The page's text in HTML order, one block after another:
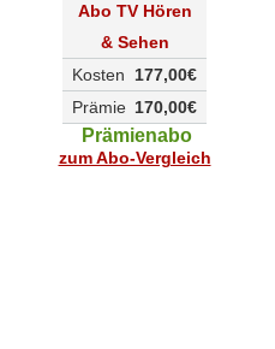
Abo TV Hören
& Sehen
177,00€
Kosten
170,00€
Prämie
Prämienabo
zum Abo-Vergleich